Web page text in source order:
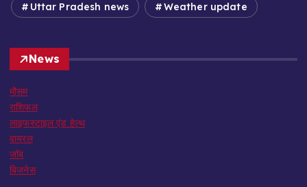
Uttar Pradesh news Weather update
News
मौसम
राशिफल
लाइफस्टाइल एंड हेल्थ
वायरल
जॉब
बिजनेस